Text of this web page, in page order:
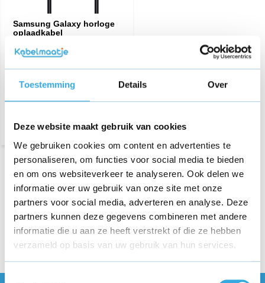
Toestemming Details Over
Deze website maakt gebruik van cookies
We gebruiken cookies om content en advertenties te
personaliseren, om functies voor social media te bieden
en om ons websiteverkeer te analyseren. Ook delen we
informatie over uw gebruik van onze site met onze
partners voor social media, adverteren en analyse. Deze
partners kunnen deze gegevens combineren met andere
informatie die u aan ze heeft verstrekt of die ze hebben
verzameld op basis van uw gebruik van hun services.
Samsung Galaxy horloge
oplaadkabel
€ 16,95
Verken onze uitgebreide collectie Samsung Galaxy Watch 3
opladers. Onze opladers bieden snelle, betrouwbare
oplaadmogelijkheden voor je smartwatch, zodat je altijd
verbonden blijft. Met compacte ontwerpen en hoge efficiëntie
zijn ze perfect voor thuis, op kantoor of onderweg. Kwaliteit en
gemak in één.